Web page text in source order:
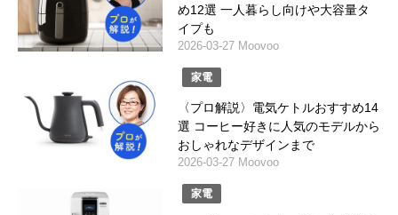
め12選 一人暮らし向けや大容量タ
イプも
2026-03-27 Moovoo
家電
〈プロ解説〉電気ケトルおすすめ14
選 コーヒー好きに人気のモデルから
おしゃれなデザインまで
2026-03-27 Moovoo
家電